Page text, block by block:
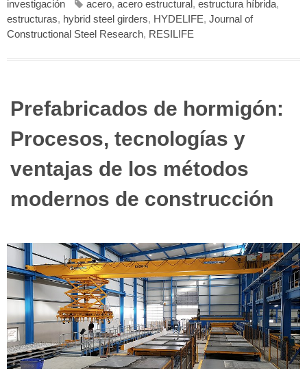
investigación acero, acero estructural , estructura híbrida,
estructuras, hybrid steel girders, HYDELIFE, Journal of
Constructional Steel Research, RESILIFE
Prefabricados de hormigón:
Procesos, tecnologías y
ventajas de los métodos
modernos de construcción